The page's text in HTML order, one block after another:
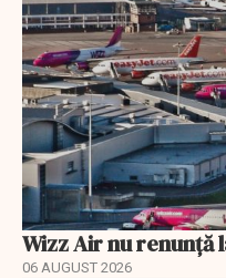
Wizz Air nu
06 AUGUST 2026